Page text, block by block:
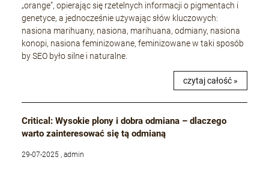
„orange”, opierając się rzetelnych informacji o pigmentach i
genetyce, a jednocześnie używając słów kluczowych:
nasiona marihuany, nasiona, marihuana, odmiany, nasiona
konopi, nasiona feminizowane, feminizowane w taki sposób
by SEO było silne i naturalne.
czytaj całość »
Critical: Wysokie plony i dobra odmiana – dlaczego
warto zainteresować się tą odmianą
29-07-2025 , admin